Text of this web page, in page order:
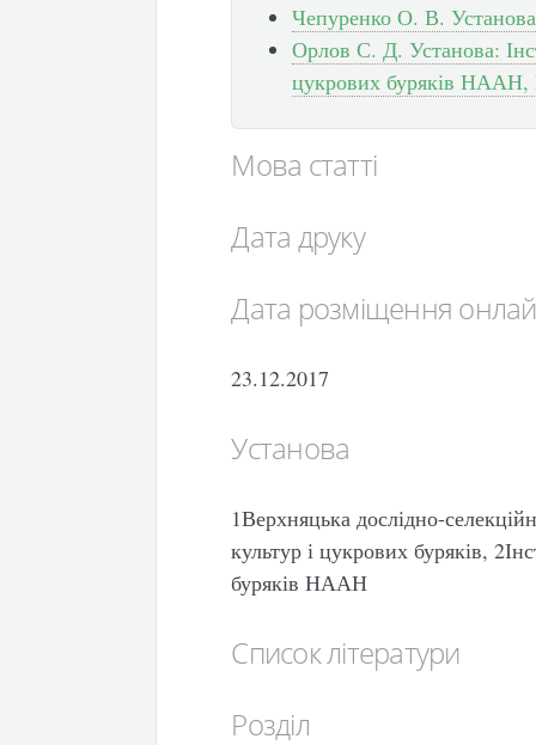
Чепуренко О. В.
Орлов С. Д. Установа:
цукрових буряків НААН,
Мова статті
Дата друку
Дата розміщення
23.12.2017
Установа
1Верхняцька дослідно-
культур і цукрових буряків,
буряків НААН
Список літератури
Розділ